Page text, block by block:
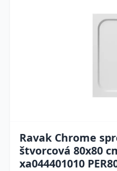
Ravak Chrome
štvorcová 80x80
xa044401010